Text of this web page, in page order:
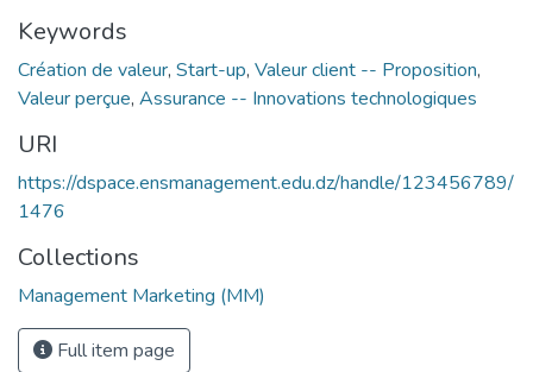
Keywords
Création de valeur, Start-up, Valeur client -- Proposition,
Valeur perçue, Assurance -- Innovations technologiques
URI
https://dspace.ensmanagement.edu.dz/handle/123456789/
1476
Collections
Management Marketing (MM)
Full item page